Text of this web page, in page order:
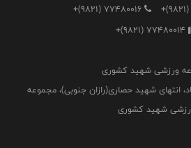
+(9821) 77480016
+(9821) 77480014
ورزشی شهید کشوری
انتهای شهید حصاری(رازان جنوبی)، مجموعه
شهید کشوری